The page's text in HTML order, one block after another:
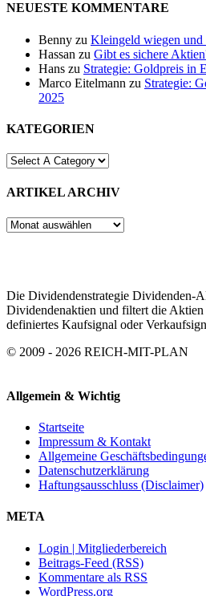
NEUESTE KOMMENTARE
Benny zu Kleingeld wiegen und
Hassan zu Gibt es sichere
Hans zu Strategie: Goldpreis in
Marco Eitelmann zu Strategie:
2025
KATEGORIEN
ARTIKEL ARCHIV
ARTIKEL
Die Dividendenstrategie Dividenden-
Dividendenaktien und filtert die Aktien
definiertes Kaufsignal oder
© 2009 - 2026 REICH-MIT-PLAN
Allgemein & Wichtig
Startseite
Impressum & Kontakt
Allgemeine
Datenschutzerklärung
Haftungsausschluss (Disclaimer)
META
Login | Mitgliederbereich
Beitrags-Feed (RSS)
Kommentare als RSS
WordPress.org